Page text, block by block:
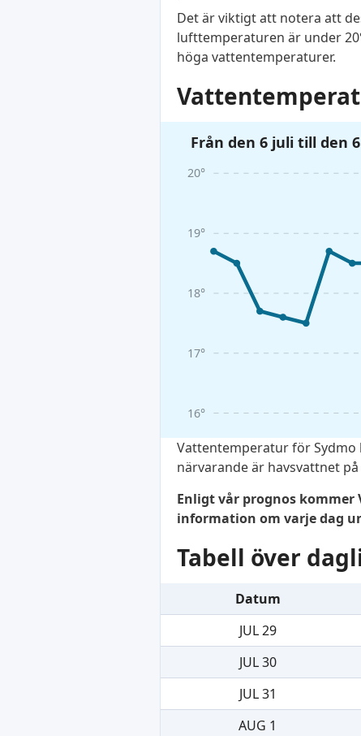
Det är viktigt att notera att
lufttemperaturen är under
höga vattentemperaturer.
Från den 6 juli till den
16°
17°
18°
19°
20°
Vattentemperatur för Sydmo
närvarande är havsvattnet
Enligt vår prognos kommer
information om varje dag
Tabell över
Datum
JUL 29
JUL 30
JUL 31
AUG 1